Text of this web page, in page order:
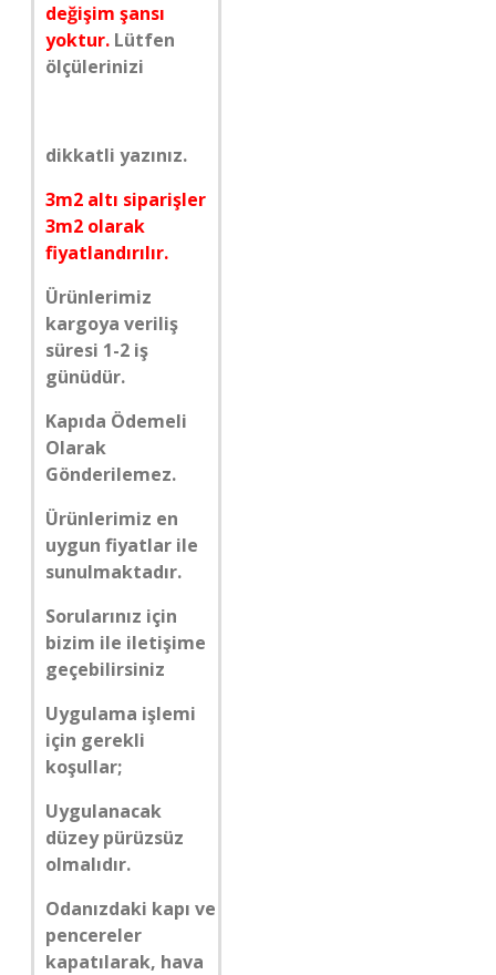
değişim şansı
yoktur. Lütfen
ölçülerinizi
dikkatli yazınız.
3m2 altı siparişler
3m2 olarak
fiyatlandırılır.
Ürünlerimiz
kargoya veriliş
süresi 1-2 iş
günüdür.
Kapıda Ödemeli
Olarak
Gönderilemez.
Ürünlerimiz en
uygun fiyatlar ile
sunulmaktadır.
Sorularınız için
bizim ile iletişime
geçebilirsiniz
Uygulama işlemi
için gerekli
koşullar;
Uygulanacak
düzey pürüzsüz
olmalıdır.
Odanızdaki kapı ve
pencereler
kapatılarak, hava